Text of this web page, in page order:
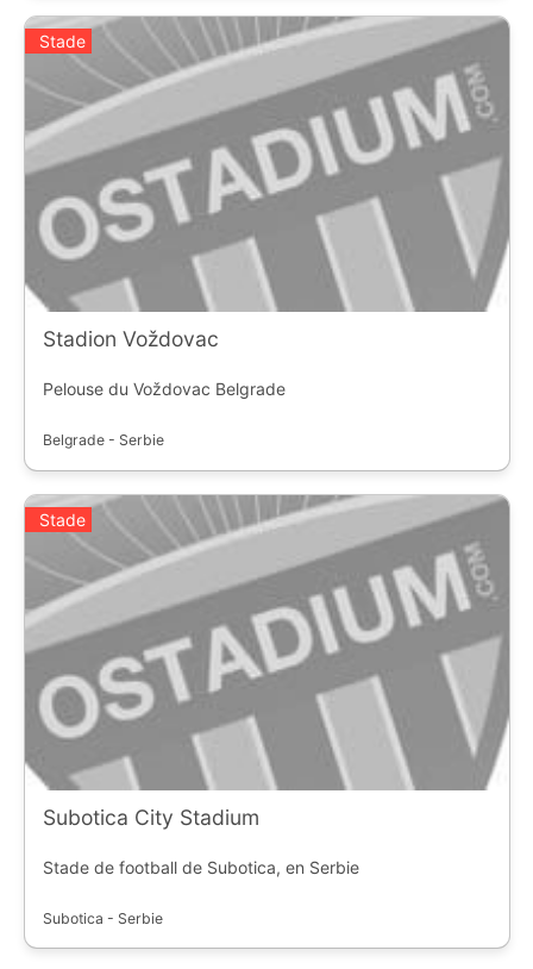
Stade
Stadion Voždovac
Pelouse du Voždovac Belgrade
Belgrade - Serbie
Stade
Subotica City Stadium
Stade de football de Subotica, en Serbie
Subotica - Serbie